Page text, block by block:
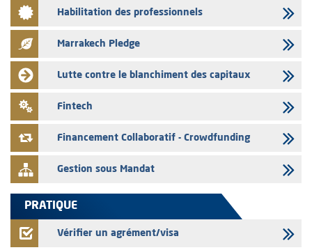
L’AMMC met sur son site internet les publications réalisées par les
émetteurs en date du 3 août 2026
03/08/2026
Liste des agréments et visas d'OPCVM accordés par l'AMMC pour le
mois de juillet 2026
03/08/2026
L' AMMC publie les indicateurs mensuels du marché des capitaux pour
le mois de Juin 2026
Habilitation des professionnels
Marrakech Pledge
Lutte contre le blanchiment des capitaux
Fintech
Financement Collaboratif - Crowdfunding
Gestion sous Mandat
PRATIQUE
Vérifier un agrément/visa